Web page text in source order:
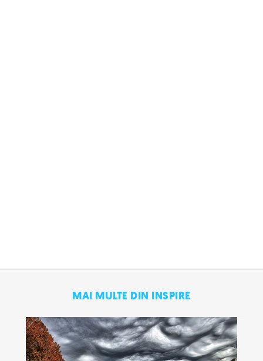
MAI MULTE DIN INSPIRE